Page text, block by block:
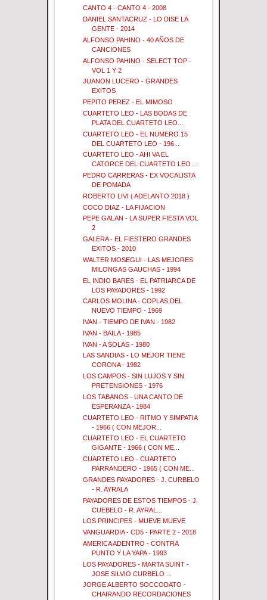
CANTO 4 - CANTO 4 - 2008
DANIEL SANTACRUZ - LO DISE LA
GENTE - 2014
ALFONSO PAHINO - 40 AÑOS DE
CANCIONES
ALFONSO PAHINO - SELECT TOP -
VOL 1 Y 2
JUANON LUCERO - GRANDES
EXITOS
PEPITO PEREZ - EL MIMOSO
CUARTETO LEO - LAS BODAS DE
PLATA DEL CUARTETO LEO...
CUARTETO LEO - EL NUMERO 15
DEL CUARTETO LEO - 196...
CUARTETO LEO - AHI VA EL
CATORCE DEL CUARTETO LEO ...
PEDRO CARRERAS - EX VOCALISTA
DE POMADA
ROBERTO LIVI ( ADELANTO 2018 )
COCO DIAZ - LA FIJACION
PEPE GALAN - LA SUPER FIESTA VOL
2
GALERA - EL FIESTERO GRANDES
EXITOS - 2010
WALTER MOSEGUI - LAS MEJORES
MILONGAS GAUCHAS - 1994
EL INDIO BARES - EL PATRIARCA DE
LOS PAYADORES - 1992
CARLOS MOLINA - COPLAS DEL
NUEVO TIEMPO - 1969
IVAN - TIEMPO DE IVAN - 1982
IVAN - BAILA - 1985
IVAN - A SOLAS - 1980
LAS SANDIAS - LO MEJOR TIENE
CORONA - 1982
LOS CAMPOS - SIN LUJOS Y SIN
PRETENSIONES - 1976
LOS TABANOS - UNA CANTO DE
ESPERANZA - 1984
CUARTETO LEO - RITMO Y SIMPATIA
- 1966 ( CON MEJOR...
CUARTETO LEO - EL CUARTETO
GIGANTE - 1966 ( CON ME...
CUARTETO LEO - CUARTETO
PARRANDERO - 1965 ( CON ME...
GRANDES PAYADORES - J. CURBELO
- R. AYRALA
PAYADORES DE ESTOS TIEMPOS - J.
CUEBELO - R. AYRAL...
LOS PRINCIPES - MUEVE MUEVE
VANGUARDIA - CD5 - PARTE 2 - 2018
AMERICA ADENTRO - CONTRA
PUNTO Y LA YAPA - 1993
LOS PAYADORES - MARTA SUINT -
JOSE SILVIO CURBELO ...
JORGE ALBERTO SOCCODATO -
CHAIRANDO RECORDACIONES